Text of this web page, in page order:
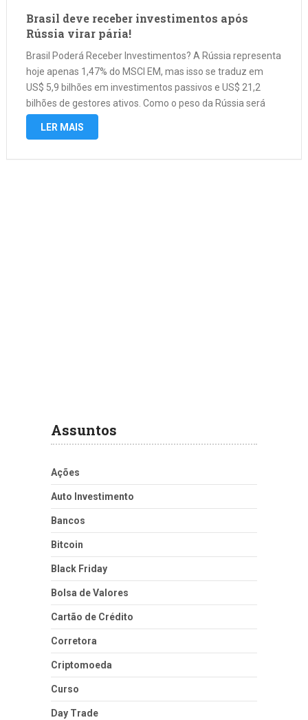
Brasil deve receber investimentos após
Rússia virar pária!
Brasil Poderá Receber Investimentos? A Rússia representa
hoje apenas 1,47% do MSCI EM, mas isso se traduz em
US$ 5,9 bilhões em investimentos passivos e US$ 21,2
bilhões de gestores ativos. Como o peso da Rússia será
redistribuído entre os outros membros do índice, o
LER MAIS
Assuntos
Ações
Auto Investimento
Bancos
Bitcoin
Black Friday
Bolsa de Valores
Cartão de Crédito
Corretora
Criptomoeda
Curso
Day Trade